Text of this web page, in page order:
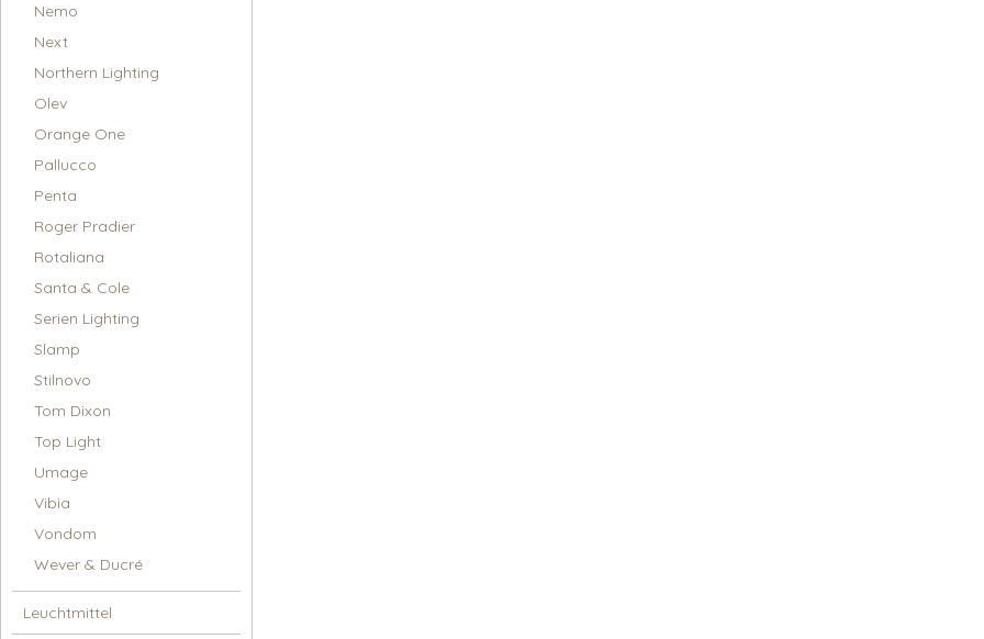
Nemo
Next
Northern Lighting
Olev
Orange One
Pallucco
Penta
Roger Pradier
Rotaliana
Santa & Cole
Serien Lighting
Slamp
Stilnovo
Tom Dixon
Top Light
Umage
Vibia
Vondom
Wever & Ducré
Leuchtmittel